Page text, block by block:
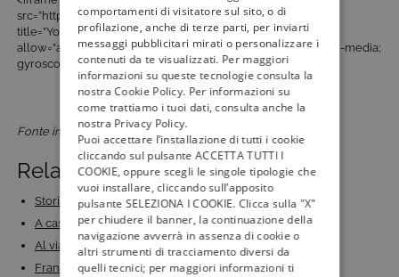
src=”https://www.youtube.com/embed/5OyAw8PmjdA”
title=”YouTube video player” frameborder=”0″
allow=”accelerometer; autoplay; clipboard-write; encrypted-media;
gyroscope; picture-in-picture” allowfullscreen></iframe>
Fonte immagine: mediasetplay.mediaset.it
Related Posts:
Storia di una famiglia perbene: su Canale 5 in 1° TV…
A casa tutti bene: la serie di Muccino per la prima…
Al via su Rai1 l’appuntamento con Le indagini di…
Francesco Panella sbarca su Nove con Best Weekend:…
comportamenti di visitatore sul sito, o di
profilazione, anche di terze parti, per inviarti
messaggi pubblicitari mirati o personalizzare i
contenuti da te visualizzati. Per maggiori
informazioni su queste tecnologie consulta la
nostra Cookie Policy. Per informazioni su
come trattiamo i tuoi dati, consulta anche la
nostra Privacy Policy.
Puoi accettare l’installazione di tutti i cookie
cliccando sul pulsante ACCETTA TUTTI I
COOKIE, oppure scegli le singole tipologie che
vuoi installare, cliccando sull’apposito
pulsante SELEZIONA I COOKIE. Clicca sulla "X"
per chiudere il banner, la continuazione della
navigazione avverrà in assenza di cookie o
altri strumenti di tracciamento diversi da
quelli tecnici; per maggiori informazioni ti